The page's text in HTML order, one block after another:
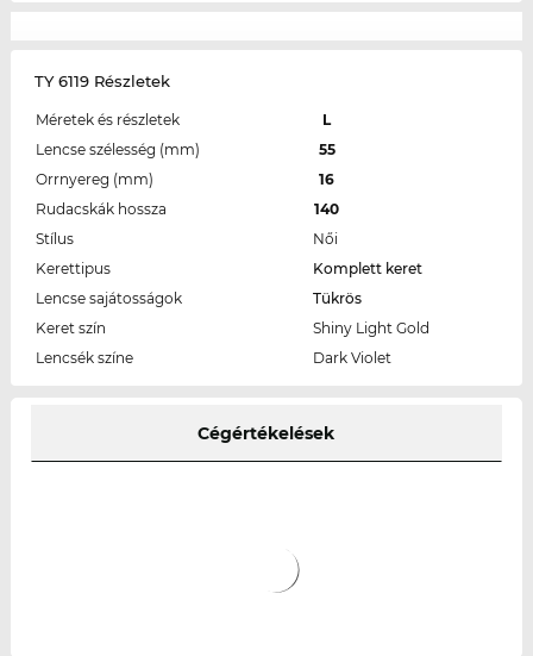
TY 6119 Részletek
Méretek és részletek
L
Lencse szélesség (mm)
55
Orrnyereg (mm)
16
Rudacskák hossza
140
Stílus
Női
Kerettipus
Komplett keret
Lencse sajátosságok
Tükrös
Keret szín
Shiny Light Gold
Lencsék színe
Dark Violet
Cégértékelések